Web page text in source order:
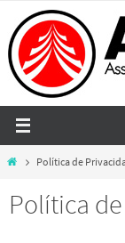
to
content
HomePolítica de
Política